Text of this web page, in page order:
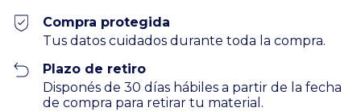
Compra protegida
Tus datos cuidados durante toda la compra.
Plazo de retiro
Disponés de 30 días hábiles a partir de la fecha
de compra para retirar tu material.